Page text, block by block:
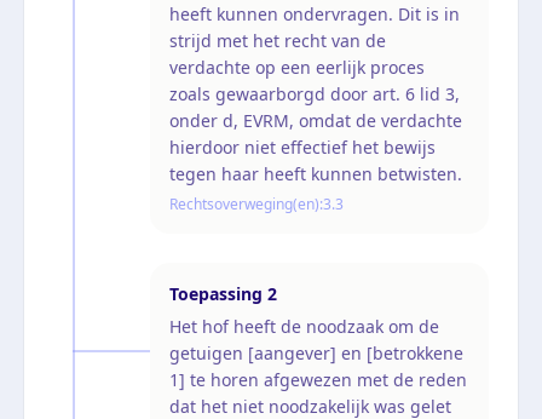
heeft kunnen ondervragen. Dit is in
strijd met het recht van de
verdachte op een eerlijk proces
zoals gewaarborgd door art. 6 lid 3,
onder d, EVRM, omdat de verdachte
hierdoor niet effectief het bewijs
tegen haar heeft kunnen betwisten.
Rechtsoverweging(en):3.3
Toepassing 2
Het hof heeft de noodzaak om de
getuigen [aangever] en [betrokkene
1] te horen afgewezen met de reden
dat het niet noodzakelijk was gelet